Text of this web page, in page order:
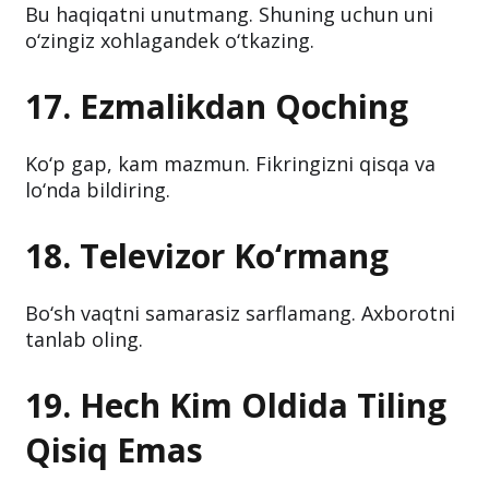
Bu haqiqatni unutmang. Shuning uchun uni
o‘zingiz xohlagandek o‘tkazing.
17. Ezmalikdan Qoching
Ko‘p gap, kam mazmun. Fikringizni qisqa va
lo‘nda bildiring.
18. Televizor Ko‘rmang
Bo‘sh vaqtni samarasiz sarflamang. Axborotni
tanlab oling.
19. Hech Kim Oldida Tiling
Qisiq Emas